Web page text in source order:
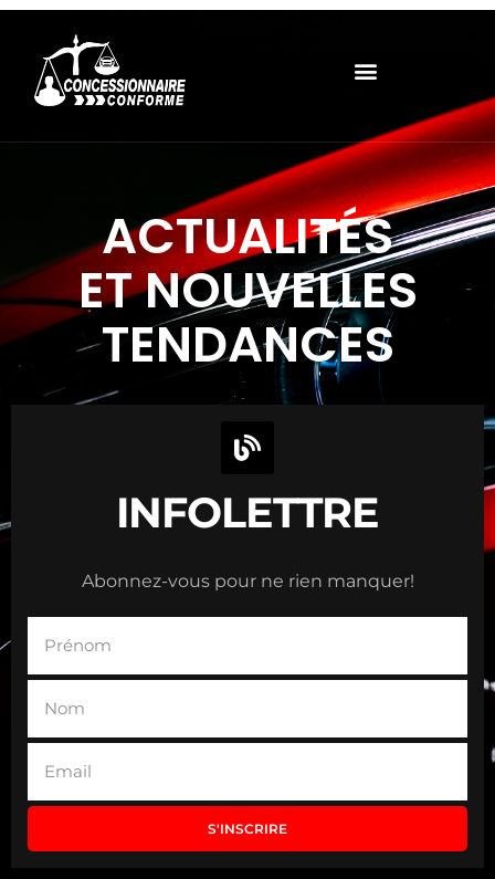
ACTUALITÉS
ET NOUVELLES
TENDANCES
INFOLETTRE
Abonnez-vous pour ne rien manquer!
S'INSCRIRE